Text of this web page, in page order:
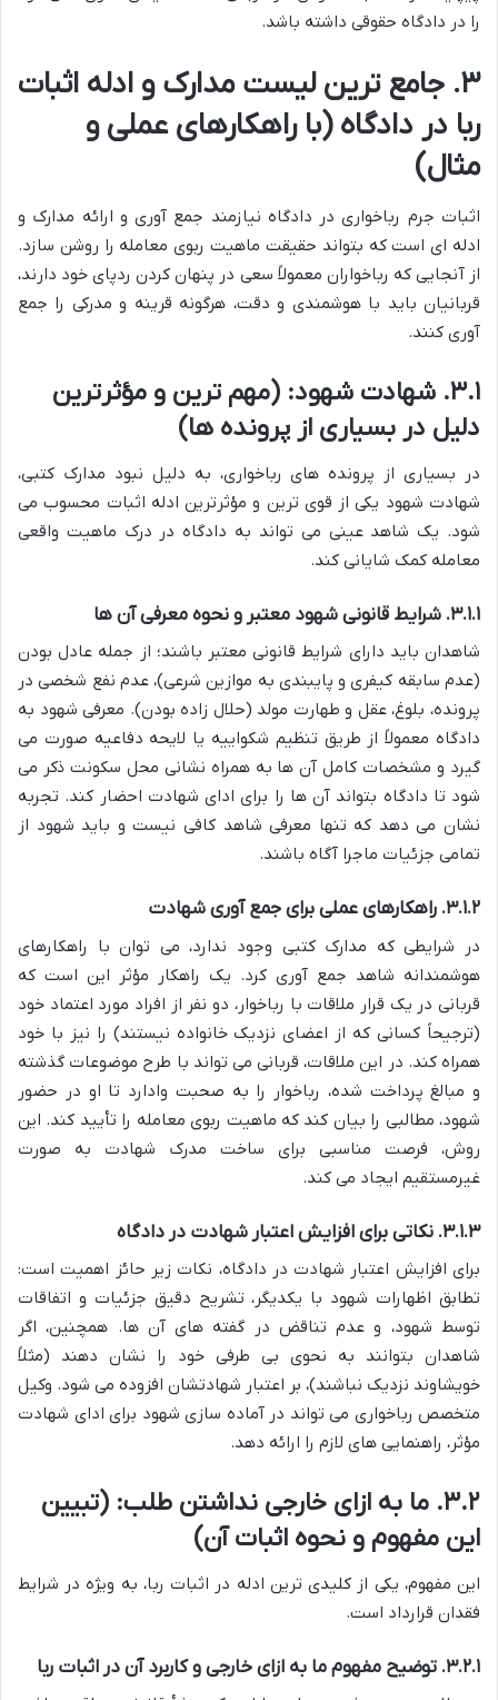
را در دادگاه حقوقی داشته باشد.
۳. جامع ترین لیست مدارک و ادله اثبات
ربا در دادگاه (با راهکارهای عملی و
مثال)
اثبات جرم رباخواری در دادگاه نیازمند جمع آوری و ارائه مدارک و
ادله ای است که بتواند حقیقت ماهیت ربوی معامله را روشن سازد.
از آنجایی که رباخواران معمولاً سعی در پنهان کردن ردپای خود دارند،
قربانیان باید با هوشمندی و دقت، هرگونه قرینه و مدرکی را جمع
آوری کنند.
۳.۱. شهادت شهود: (مهم ترین و مؤثرترین
دلیل در بسیاری از پرونده ها)
در بسیاری از پرونده های رباخواری، به دلیل نبود مدارک کتبی،
شهادت شهود یکی از قوی ترین و مؤثرترین ادله اثبات محسوب می
شود. یک شاهد عینی می تواند به دادگاه در درک ماهیت واقعی
معامله کمک شایانی کند.
۳.۱.۱. شرایط قانونی شهود معتبر و نحوه معرفی آن ها
شاهدان باید دارای شرایط قانونی معتبر باشند؛ از جمله عادل بودن
(عدم سابقه کیفری و پایبندی به موازین شرعی)، عدم نفع شخصی در
پرونده، بلوغ، عقل و طهارت مولد (حلال زاده بودن). معرفی شهود به
دادگاه معمولاً از طریق تنظیم شکواییه یا لایحه دفاعیه صورت می
گیرد و مشخصات کامل آن ها به همراه نشانی محل سکونت ذکر می
شود تا دادگاه بتواند آن ها را برای ادای شهادت احضار کند. تجربه
نشان می دهد که تنها معرفی شاهد کافی نیست و باید شهود از
تمامی جزئیات ماجرا آگاه باشند.
۳.۱.۲. راهکارهای عملی برای جمع آوری شهادت
در شرایطی که مدارک کتبی وجود ندارد، می توان با راهکارهای
هوشمندانه شاهد جمع آوری کرد. یک راهکار مؤثر این است که
قربانی در یک قرار ملاقات با رباخوار، دو نفر از افراد مورد اعتماد خود
(ترجیحاً کسانی که از اعضای نزدیک خانواده نیستند) را نیز با خود
همراه کند. در این ملاقات، قربانی می تواند با طرح موضوعات گذشته
و مبالغ پرداخت شده، رباخوار را به صحبت وادارد تا او در حضور
شهود، مطالبی را بیان کند که ماهیت ربوی معامله را تأیید کند. این
روش، فرصت مناسبی برای ساخت مدرک شهادت به صورت
غیرمستقیم ایجاد می کند.
۳.۱.۳. نکاتی برای افزایش اعتبار شهادت در دادگاه
برای افزایش اعتبار شهادت در دادگاه، نکات زیر حائز اهمیت است:
تطابق اظهارات شهود با یکدیگر، تشریح دقیق جزئیات و اتفاقات
توسط شهود، و عدم تناقض در گفته های آن ها. همچنین، اگر
شاهدان بتوانند به نحوی بی طرفی خود را نشان دهند (مثلاً
خویشاوند نزدیک نباشند)، بر اعتبار شهادتشان افزوده می شود. وکیل
متخصص رباخواری می تواند در آماده سازی شهود برای ادای شهادت
مؤثر، راهنمایی های لازم را ارائه دهد.
۳.۲. ما به ازای خارجی نداشتن طلب: (تبیین
این مفهوم و نحوه اثبات آن)
این مفهوم، یکی از کلیدی ترین ادله در اثبات ربا، به ویژه در شرایط
فقدان قرارداد است.
۳.۲.۱. توضیح مفهوم ما به ازای خارجی و کاربرد آن در اثبات ربا